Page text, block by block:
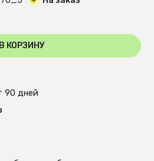
В КОРЗИНУ
90 дней